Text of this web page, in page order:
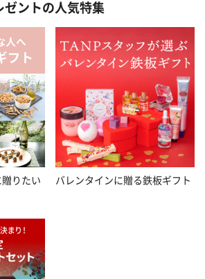
ントの人気特集
りたい
バレンタインに贈る鉄板ギフト